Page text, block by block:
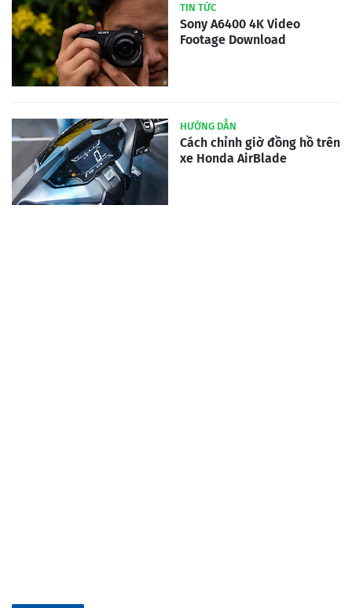
TIN TỨC
Sony A6400 4K Video
Footage Download
HƯỚNG DẪN
Cách chỉnh giờ đồng hồ trên
xe Honda AirBlade